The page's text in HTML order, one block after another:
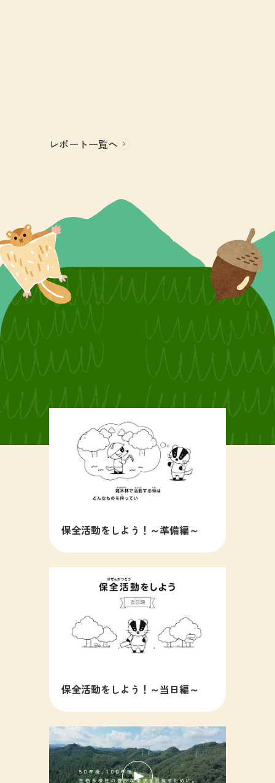
レポート一覧へ
保全活動をしよう！～準備編～
保全活動をしよう！～当日編～